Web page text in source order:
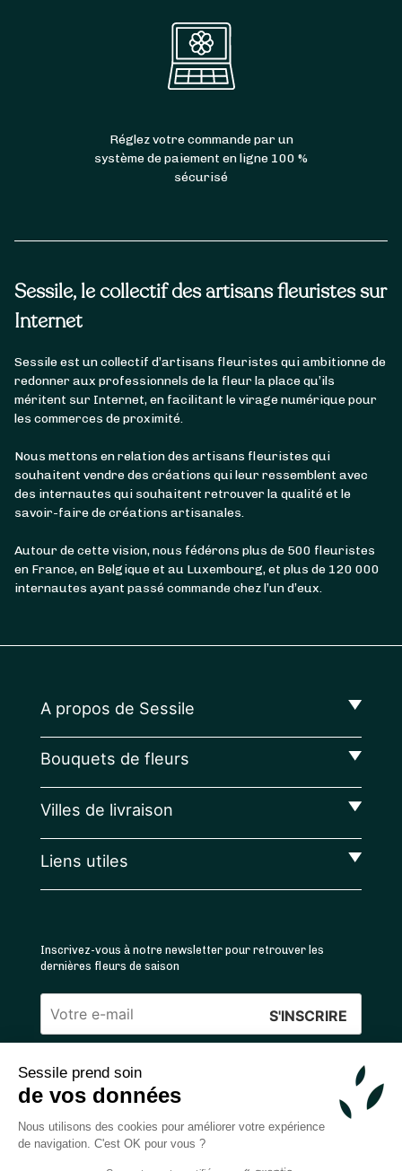
Sessile prend soin
de vos données
Nous utilisons des cookies pour améliorer votre expérience
de navigation. C'est OK pour vous ?
Sessile, le collectif des artisans fleuristes sur
Internet
Sessile est un collectif d’artisans fleuristes qui ambitionne de
redonner aux professionnels de la fleur la place qu’ils
méritent sur Internet, en facilitant le virage numérique pour
les commerces de proximité.
Nous mettons en relation des artisans fleuristes qui
souhaitent vendre des créations qui leur ressemblent avec
des internautes qui souhaitent retrouver la qualité et le
savoir-faire de créations artisanales.
Autour de cette vision, nous fédérons plus de 500 fleuristes
en France, en Belgique et au Luxembourg, et plus de 120 000
internautes ayant passé commande chez l’un d’eux.
Réglez votre commande par un
système de paiement en ligne 100 %
sécurisé
A propos de Sessile
Bouquets de fleurs
Villes de livraison
Liens utiles
Inscrivez-vous à notre newsletter pour retrouver les
dernières fleurs de saison
Veuillez
ce
champ
4.4 /5 ⭐ | 120 000+ bouquets livrés |
Achats 100% sécurisés